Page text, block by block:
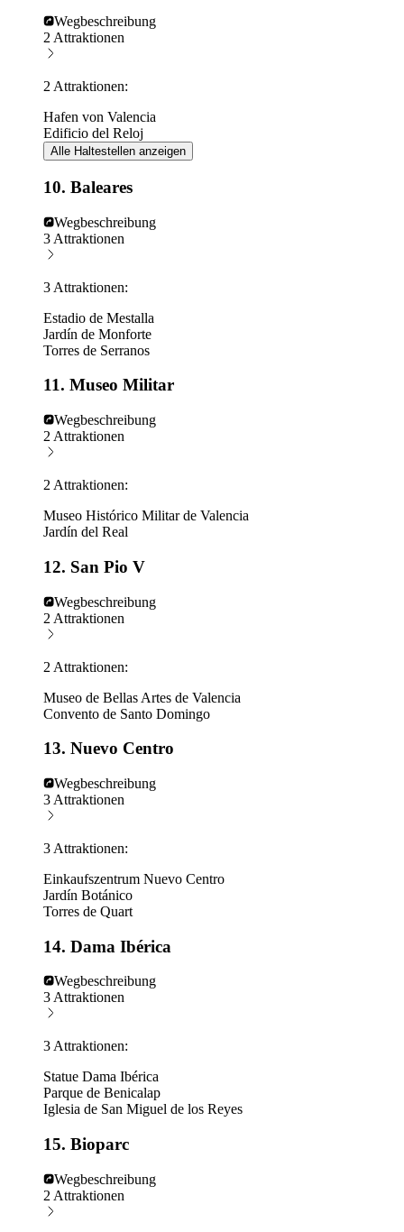
Wegbeschreibung
2 Attraktionen
2 Attraktionen:
Hafen von Valencia
Edificio del Reloj
Alle Haltestellen anzeigen
10. Baleares
Wegbeschreibung
3 Attraktionen
3 Attraktionen:
Estadio de Mestalla
Jardín de Monforte
Torres de Serranos
11. Museo Militar
Wegbeschreibung
2 Attraktionen
2 Attraktionen:
Museo Histórico Militar de Valencia
Jardín del Real
12. San Pio V
Wegbeschreibung
2 Attraktionen
2 Attraktionen:
Museo de Bellas Artes de Valencia
Convento de Santo Domingo
13. Nuevo Centro
Wegbeschreibung
3 Attraktionen
3 Attraktionen:
Einkaufszentrum Nuevo Centro
Jardín Botánico
Torres de Quart
14. Dama Ibérica
Wegbeschreibung
3 Attraktionen
3 Attraktionen:
Statue Dama Ibérica
Parque de Benicalap
Iglesia de San Miguel de los Reyes
15. Bioparc
Wegbeschreibung
2 Attraktionen